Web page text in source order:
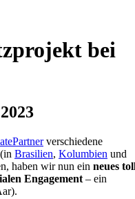
bei
verschiedene
(in Brasilien, Kolumbien und
haben wir nun ein neues
Engagement – ein